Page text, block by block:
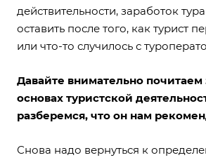
действительности, заработок
оставить после того, как турист
или что-то случилось с
Давайте внимательно почитаем
основах туристской
разберемся, что он нам
Снова надо вернуться к